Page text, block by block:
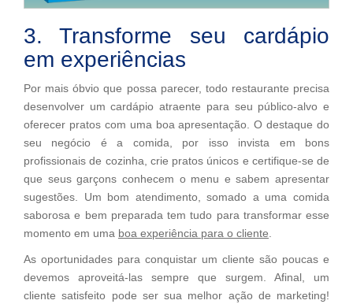
3. Transforme seu cardápio
em experiências
Por mais óbvio que possa parecer, todo restaurante precisa
desenvolver um cardápio atraente para seu público-alvo e
oferecer pratos com uma boa apresentação. O destaque do
seu negócio é a comida, por isso invista em bons
profissionais de cozinha, crie pratos únicos e certifique-se de
que seus garçons conhecem o menu e sabem apresentar
sugestões. Um bom atendimento, somado a uma comida
saborosa e bem preparada tem tudo para transformar esse
momento em uma boa experiência para o cliente
As oportunidades para conquistar um cliente são poucas e
devemos aproveitá-las sempre que surgem. Afinal, um
cliente satisfeito pode ser sua melhor ação de marketing!